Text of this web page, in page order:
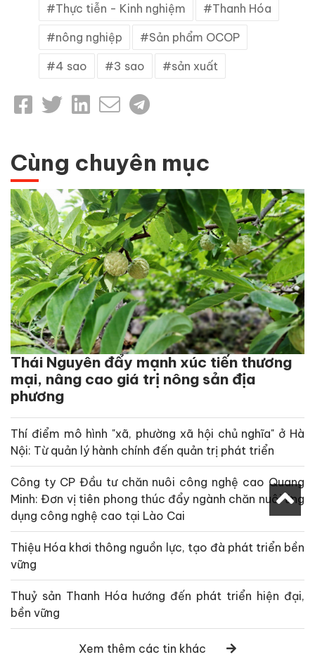
Thực tiễn - Kinh nghiệm Thanh Hóa
nông nghiệp Sản phẩm OCOP
4 sao 3 sao sản xuất
Cùng chuyên mục
Thái Nguyên đẩy mạnh xúc tiến thương
mại, nâng cao giá trị nông sản địa
phương
Thí điểm mô hình "xã, phường xã hội chủ nghĩa" ở Hà
Nội: Từ quản lý hành chính đến quản trị phát triển
Công ty CP Đầu tư chăn nuôi công nghệ cao Quang
Minh: Đơn vị tiên phong thúc đẩy ngành chăn nuôi ứng
dụng công nghệ cao tại Lào Cai
Thiệu Hóa khơi thông nguồn lực, tạo đà phát triển bền
vững
Thuỷ sản Thanh Hóa hướng đến phát triển hiện đại,
bền vững
Xem thêm các tin khác